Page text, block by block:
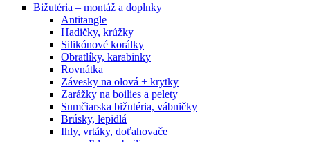
Bižutéria – montáž a doplnky
Antitangle
Hadičky, krúžky
Silikónové korálky
Obratlíky, karabinky
Rovnátka
Závesky na olová + krytky
Zarážky na boilies a pelety
Sumčiarska bižutéria, vábničky
Brúsky, lepidlá
Ihly, vrtáky, doťahovače